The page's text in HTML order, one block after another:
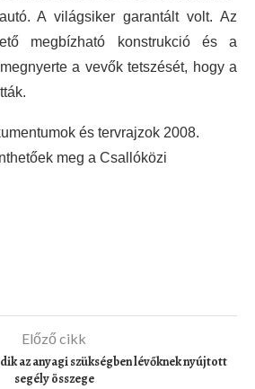
A világsiker garantált volt. Az
megbízható konstrukció és a
a vevők tetszését, hogy a
és tervrajzok 2008.
meg a Csallóközi
Előző cikk
az anyagi szükségben lévőknek nyújtott
segély összege